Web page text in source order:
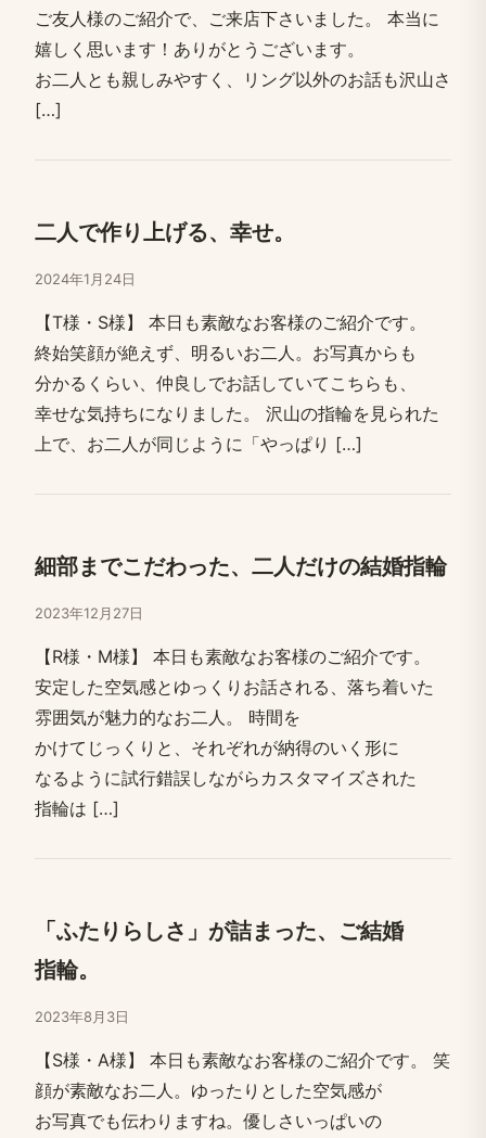
ご友人様の​ご紹介で、​ご来店下さいました。​ 本当に​
嬉しく​思います！​ありがとう​ございます。​
お二人とも​親しみやすく、​リング以外の​お話も​沢山さ
[…​]
二人で​作り上げる、​幸せ。
2024年1月24日
【T様・S様】 本日も​素敵な​お客様の​ご紹介です。​
終始笑​顔が​絶えず、​明る​い​お二人。​お写真からも​
分かる​くらい、​仲良しで​お話していて​こちらも、​
幸せな​気持ちに​なりました。​ 沢山の​指輪を​見られた​
上で、​お二人が​同じように​「やっぱり​ […​]
細部まで​こだわった、​二人だけの​結婚​指輪
2023年12月27日
【R様・M様】 本日も​素敵な​お客様の​ご紹介です。​
安定した​空気感と​ゆっくり​お話される、​落ち着いた​
雰囲気が​魅力的な​お二人。​ 時間を​
かけてじっくりと、​それぞれが​納得の​いく​形に​
なるように​試行錯誤しながら​カスタマイズされた​
指輪は​ […​]
「ふたりらしさ」が​詰まった、​ご結婚​
指輪。
2023年8月3日
【S様・A様】 本日も​素敵な​お客様の​ご紹介です。​ 笑​
顔が​素敵な​お二人。​ゆったりと​した​空気感が​
お写真でも​伝わりますね。​優しさいっぱいの​